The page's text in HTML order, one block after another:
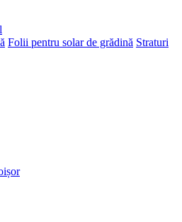
Folii pentru solar de grădină Straturi